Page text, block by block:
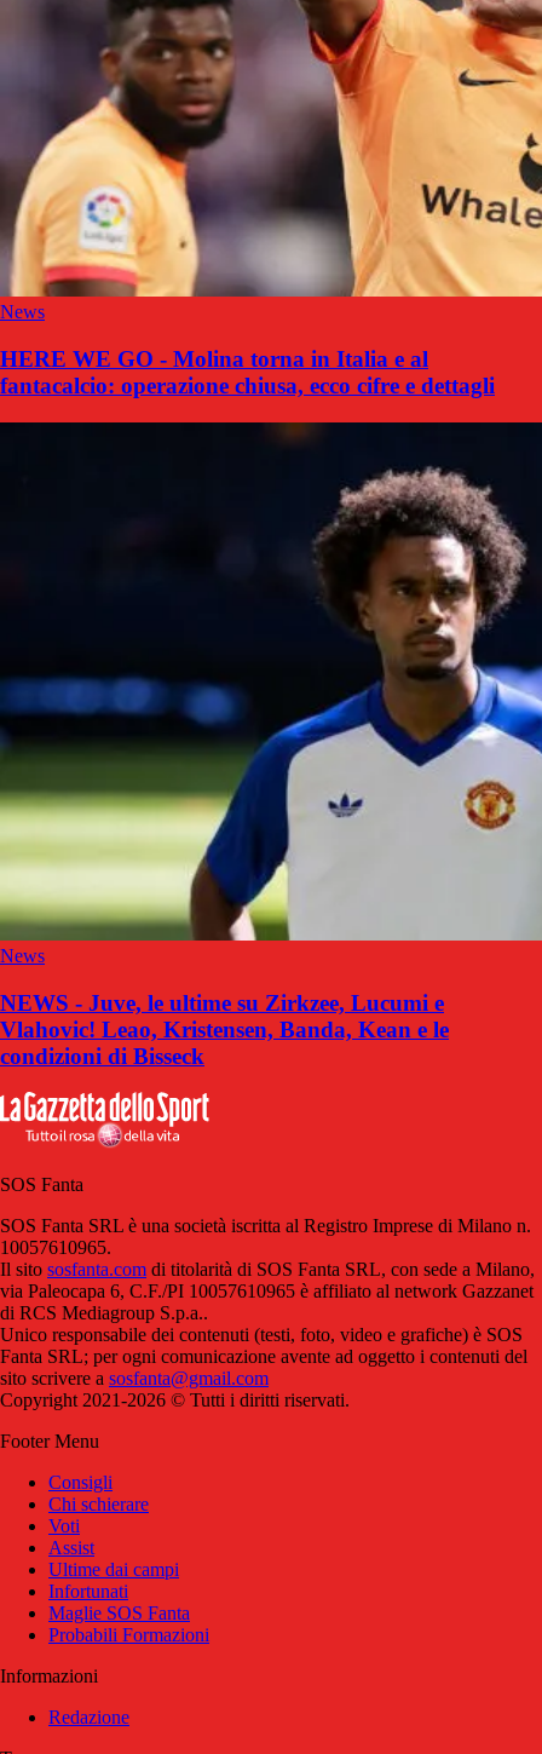
News
HERE WE GO - Molina torna in Italia e al
fantacalcio: operazione chiusa, ecco cifre e dettagli
News
NEWS - Juve, le ultime su Zirkzee, Lucumi e
Vlahovic! Leao, Kristensen, Banda, Kean e le
condizioni di Bisseck
SOS Fanta
SOS Fanta SRL è una società iscritta al Registro Imprese di Milano n.
10057610965.
Il sito sosfanta.com di titolarità di SOS Fanta SRL, con sede a Milano,
via Paleocapa 6, C.F./PI 10057610965 è affiliato al network Gazzanet
di RCS Mediagroup S.p.a..
Unico responsabile dei contenuti (testi, foto, video e grafiche) è SOS
Fanta SRL; per ogni comunicazione avente ad oggetto i contenuti del
sito scrivere a sosfanta@gmail.com
Copyright 2021-2026 © Tutti i diritti riservati.
Footer Menu
Consigli
Chi schierare
Voti
Assist
Ultime dai campi
Infortunati
Maglie SOS Fanta
Probabili Formazioni
Informazioni
Redazione